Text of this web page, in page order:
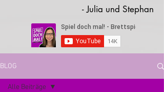
- Julia und Stephan
BLOG
Alle Beiträge